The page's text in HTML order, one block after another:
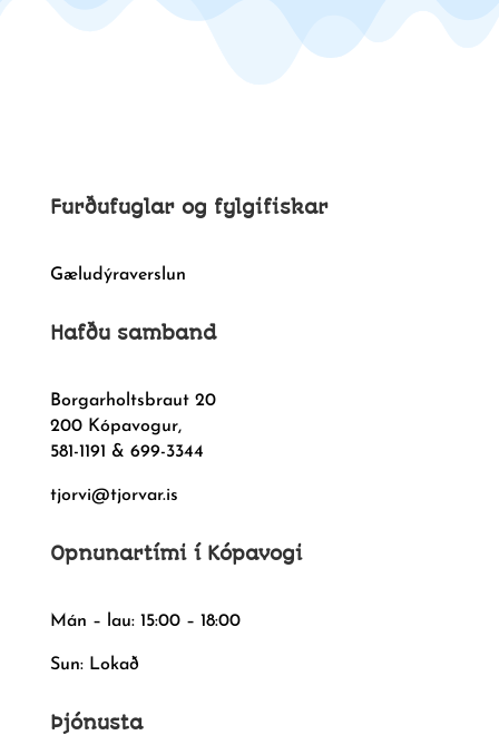
Furðufuglar og fylgifiskar
Gæludýraverslun
Hafðu samband
Borgarholtsbraut 20
200 Kópavogur,
581-1191 & 699-3344
tjorvi@tjorvar.is
Opnunartími í Kópavogi
Mán – lau: 15:00 – 18:00
Sun: Lokað
Þjónusta